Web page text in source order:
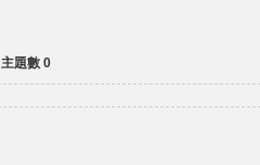
主題數 0